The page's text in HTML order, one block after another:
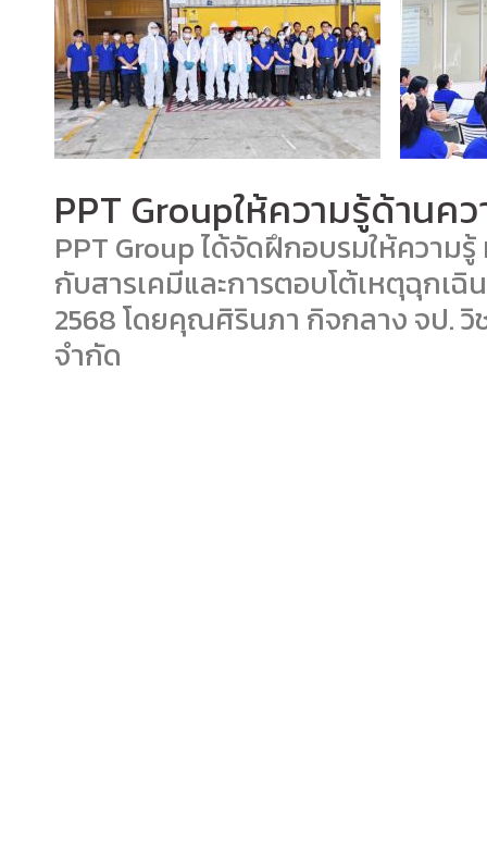
PPT Groupให้ความรู้ด้าน
PPT Group ได้จัดฝึกอบรมให้ควา
กับสารเคมีและการตอบโต้เหตุฉุกเ
2568 โดยคุณศิรินภา กิจกลาง จป.
จำกัด